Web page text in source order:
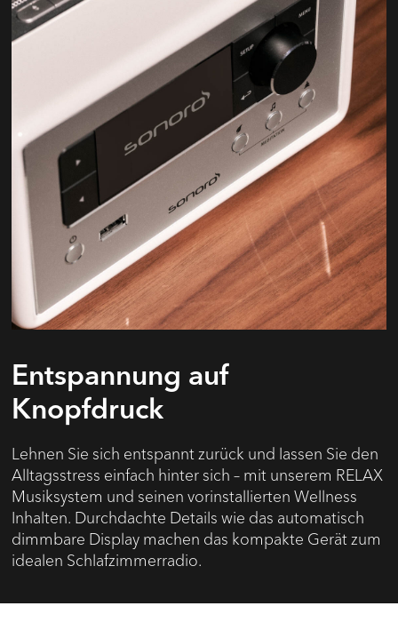
Entspannung auf
Knopfdruck
Lehnen Sie sich entspannt zurück und lassen Sie den
Alltagsstress einfach hinter sich – mit unserem RELAX
Musiksystem und seinen vorinstallierten Wellness
Inhalten. Durchdachte Details wie das automatisch
dimmbare Display machen das kompakte Gerät zum
idealen Schlafzimmerradio.